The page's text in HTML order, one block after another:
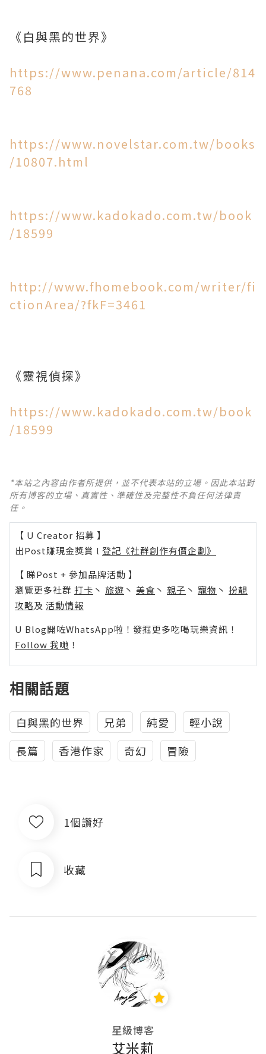
《白與黑的世界》
https://www.penana.com/article/814
768
https://www.novelstar.com.tw/books
/10807.html
https://www.kadokado.com.tw/book
/18599
http://www.fhomebook.com/writer/fi
ctionArea/?fkF=3461
《靈視偵探》
https://www.kadokado.com.tw/book
/18599
*本站之內容由作者所提供，並不代表本站的立場。因此本站對
所有博客的立場、真實性、準確性及完整性不負任何法律責
任。
【 U Creator 招募 】
出Post賺現金獎賞 l 登記《社群創作有價企劃》
【 睇Post + 參加品牌活動 】
瀏覽更多社群 打卡 丶 旅遊 丶 美食 丶 親子 丶 寵物 丶 扮靚
攻略及 活動情報
U Blog開咗WhatsApp啦！發掘更多吃喝玩樂資訊！
Follow 我哋 ！
相關話題
白與黑的世界 兄弟 純愛
輕小說
長篇
香港作家 奇幻 冒險
1個讚好
收藏
星級博客
艾米莉